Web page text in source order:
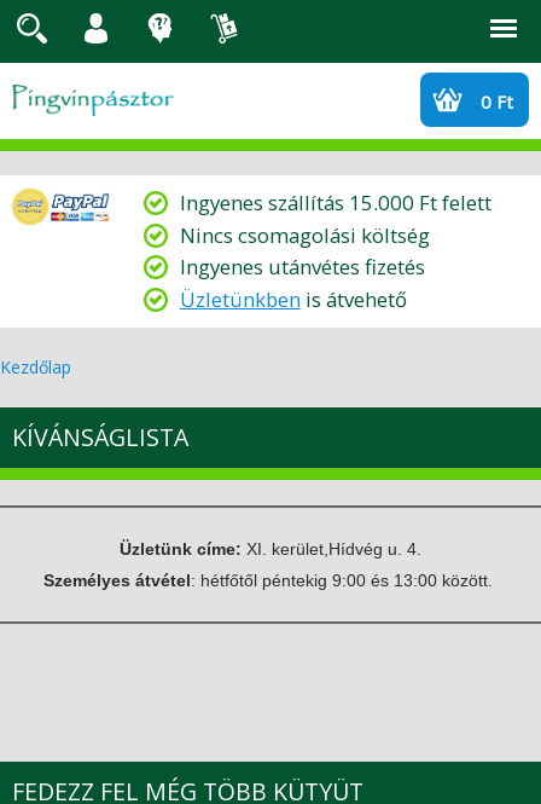
Jump to navigation
0 Ft
Ingyenes szállítás 15.000 Ft felett
Nincs csomagolási költség
Ingyenes utánvétes fizetés
Üzletünkbenis átvehető
e
e
n
i
Kezdőlap
KÍVÁNSÁGLISTA
Üzletünk címe: XI. kerület,Hídvég u. 4.
Személyes átvétel: hétfőtől péntekig 9:00 és 13:00 között.
FEDEZZ FEL MÉG TÖBB KÜTYÜT